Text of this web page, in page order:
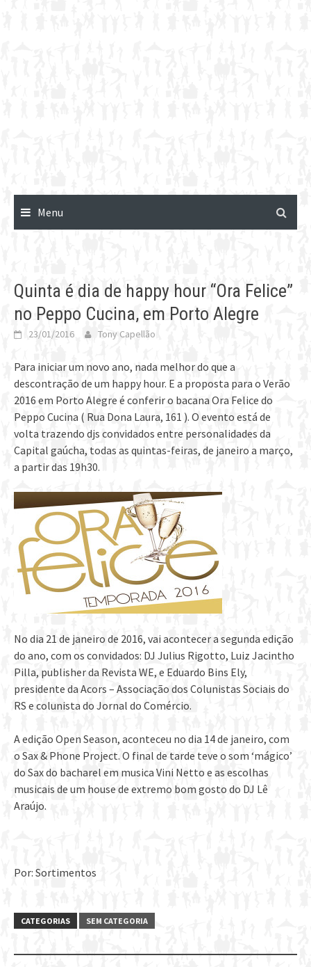
Menu
Quinta é dia de happy hour “Ora Felice”
no Peppo Cucina, em Porto Alegre
23/01/2016 Tony Capellão
Para iniciar um novo ano, nada melhor do que a
descontração de um happy hour. E a proposta para o Verão
2016 em Porto Alegre é conferir o bacana Ora Felice do
Peppo Cucina ( Rua Dona Laura, 161 ). O evento está de
volta trazendo djs convidados entre personalidades da
Capital gaúcha, todas as quintas-feiras, de janeiro a março,
a partir das 19h30.
No dia 21 de janeiro de 2016, vai acontecer a segunda edição
do ano, com os convidados: DJ Julius Rigotto, Luiz Jacintho
Pilla, publisher da Revista WE, e Eduardo Bins Ely,
presidente da Acors – Associação dos Colunistas Sociais do
RS e colunista do Jornal do Comércio.
A edição Open Season, aconteceu no dia 14 de janeiro, com
o Sax & Phone Project. O final de tarde teve o som ‘mágico’
do Sax do bacharel em musica Vini Netto e as escolhas
musicais de um house de extremo bom gosto do DJ Lê
Araújo.
Por: Sortimentos
CATEGORIAS SEM CATEGORIA